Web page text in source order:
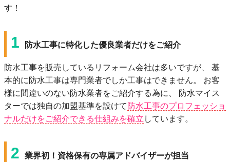
す！
1 防⽔⼯事に特化した優良業者だけをご紹介
防⽔⼯事を販売しているリフォーム会社は多いですが、 基
本的に防⽔⼯事は専⾨業者でしか⼯事はできません。 お客
様に間違いのない防⽔業者をご紹介する為に、 防⽔マイス
ターでは独⾃の加盟基準を設けて 防⽔⼯事のプロフェッショ
ナルだけをご紹介できる仕組みを確⽴ しています。
2 業界初！資格保有の専属アドバイザーが担当